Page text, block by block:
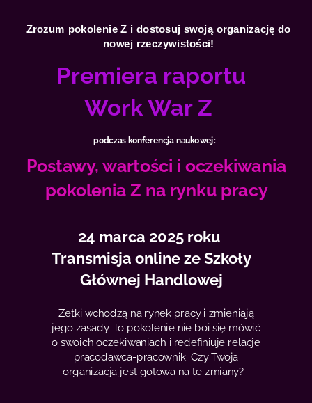
Zetki wchodzą na rynek pracy i zmieniają
jego zasady. To pokolenie nie boi się mówić
o swoich oczekiwaniach i redefiniuje relacje
pracodawca-pracownik. Czy Twoja
organizacja jest gotowa na te zmiany?
Premiera raportu
Work War Z
24 marca 2025 roku
Transmisja online ze Szkoły
Głównej Handlowej
Zrozum pokolenie Z i dostosuj swoją organizację do
nowej rzeczywistości!
podczas konferencja naukowej:
Postawy, wartości i oczekiwania
pokolenia Z na rynku pracy